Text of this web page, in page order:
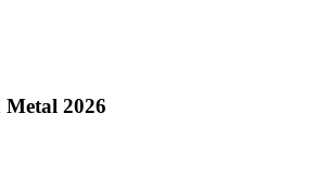
Metal 2026